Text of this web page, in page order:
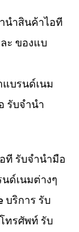
นำสินค้าไอที
ะ ของแบ
แบรนด์เนม
รับจำนำ
ที รับจำนำมือ
ด์เนมต่างๆ
บริการ รับ
ทรศัพท์ รับ